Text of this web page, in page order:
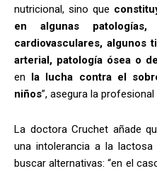
nutricional, sino que
en algunas
cardiovasculares, algunos
arterial, patología ósea o
en la lucha contra el
niños”, asegura la profesional
La doctora Cruchet añade
una intolerancia a la lactosa
buscar alternativas: “en el